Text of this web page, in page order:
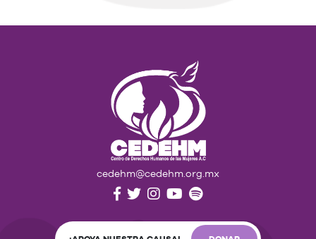
cedehm@cedehm.org.mx